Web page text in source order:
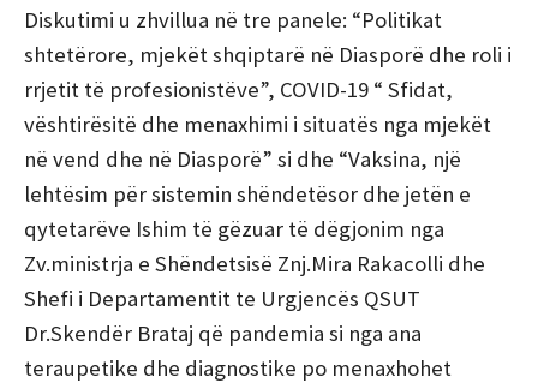
Diskutimi u zhvillua në tre panele: “Politikat
shtetërore, mjekët shqiptarë në Diasporë dhe roli i
rrjetit të profesionistëve”, COVID-19 “ Sfidat,
vështirësitë dhe menaxhimi i situatës nga mjekët
në vend dhe në Diasporë” si dhe “Vaksina, një
lehtësim për sistemin shëndetësor dhe jetën e
qytetarëve Ishim të gëzuar të dëgjonim nga
Zv.ministrja e Shëndetsisë Znj.Mira Rakacolli dhe
Shefi i Departamentit te Urgjencës QSUT
Dr.Skendër Brataj që pandemia si nga ana
teraupetike dhe diagnostike po menaxhohet